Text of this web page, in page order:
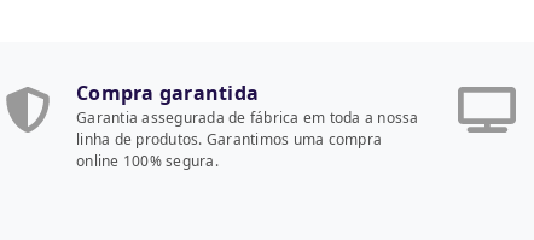
Compra garantida
Garantia assegurada de fábrica em toda a nossa
linha de produtos. Garantimos uma compra
online 100% segura.